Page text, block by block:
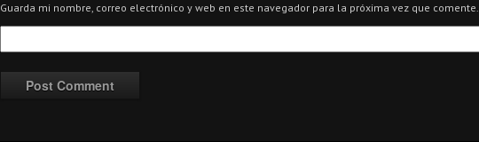
Guarda mi nombre, correo electrónico y web en este navegador para la próxima vez que comente.